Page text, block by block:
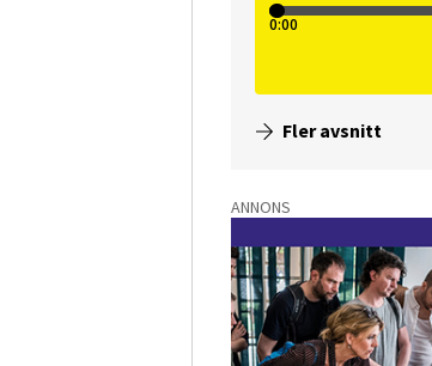
Fler avsnitt
ANNONS